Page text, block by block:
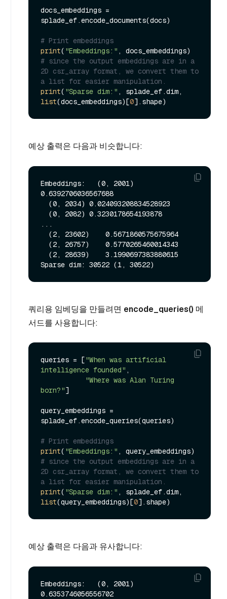
docs_embeddings =
splade_ef.encode_documents(docs)
# Print embeddings
print( "Embeddings:"
# since the output embeddings are in a
2D csr_array format, we convert them to
a list for easier manipulation.
print( "Sparse dim:"
list(docs_embeddings)[0
예상 출력은 다음과 비슷합니다:
Embeddings:   (0, 2001)
0.6392706036567688
...
쿼리용 임베딩을 만들려면 encode_queries() 메
서드를 사용합니다:
queries = ["When was artificial
intelligence founded" ,
"Where was Alan Turing
born?"]
query_embeddings =
splade_ef.encode_queries(queries)
# Print embeddings
print( "Embeddings:"
# since the output embeddings are in a
2D csr_array format, we convert them to
a list for easier manipulation.
print( "Sparse dim:"
list(query_embeddings)[0
예상 출력은 다음과 유사합니다:
Embeddings:   (0, 2001)
0.6353746056556702